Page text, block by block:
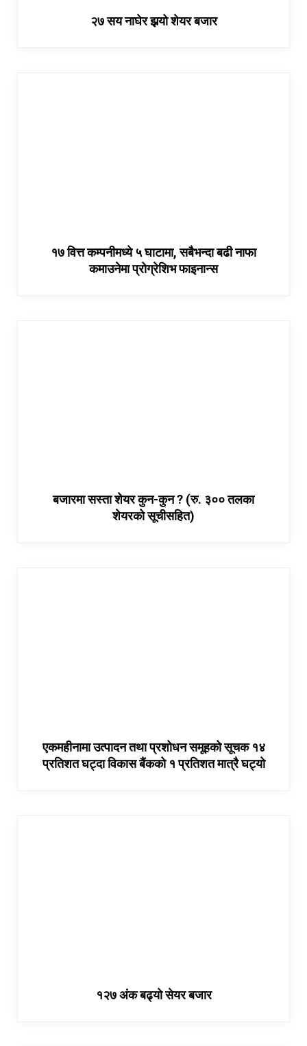
२७ सय नाघेर झर्‍यो शेयर बजार
१७ वित्त कम्पनीमध्ये ५ घाटामा, सबैभन्दा बढी नाफा
कमाउनेमा प्रोग्रेशिभ फाइनान्स
बजारमा सस्ता शेयर कुन-कुन ? (रु. ३०० तलका
शेयरको सूचीसहित)
एकमहीनामा उत्पादन तथा प्रशोधन समूहको सूचक १४
प्रतिशत घट्दा विकास बैंकको १ प्रतिशत मात्रै घट्यो
१२७ अंक बढ्यो सेयर बजार